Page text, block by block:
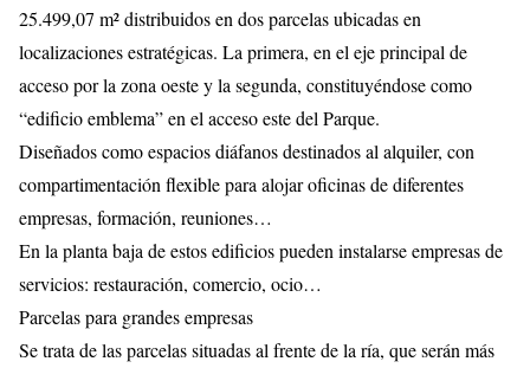
25.499,07 m² distribuidos en dos parcelas ubicadas en
localizaciones estratégicas. La primera, en el eje principal de
acceso por la zona oeste y la segunda, constituyéndose como
“edificio emblema” en el acceso este del Parque.
Diseñados como espacios diáfanos destinados al alquiler, con
compartimentación flexible para alojar oficinas de diferentes
empresas, formación, reuniones…
En la planta baja de estos edificios pueden instalarse empresas de
servicios: restauración, comercio, ocio…
Parcelas para grandes empresas
Se trata de las parcelas situadas al frente de la ría, que serán más